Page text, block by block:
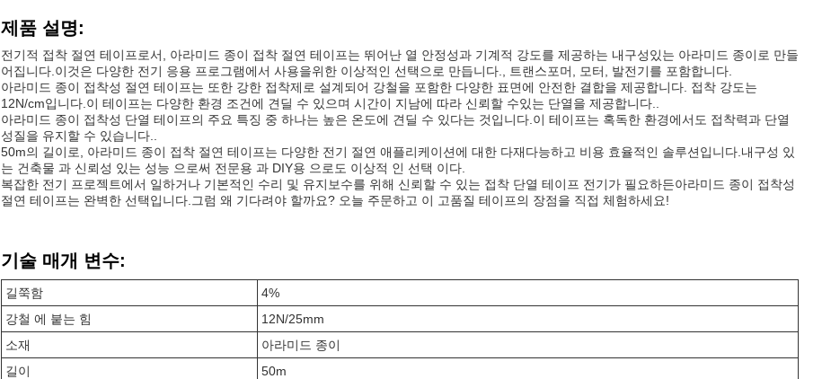
제품 설명:
전기적 접착 절연 테이프로서, 아라미드 종이 접착 절연 테이프는 뛰어난 열 안정성과 기계적 강도를 제공하는 내구성있는 아라미드 종이로 만들
어집니다.이것은 다양한 전기 응용 프로그램에서 사용을위한 이상적인 선택으로 만듭니다., 트랜스포머, 모터, 발전기를 포함합니다.
아라미드 종이 접착성 절연 테이프는 또한 강한 접착제로 설계되어 강철을 포함한 다양한 표면에 안전한 결합을 제공합니다. 접착 강도는
12N/cm입니다.이 테이프는 다양한 환경 조건에 견딜 수 있으며 시간이 지남에 따라 신뢰할 수있는 단열을 제공합니다..
아라미드 종이 접착성 단열 테이프의 주요 특징 중 하나는 높은 온도에 견딜 수 있다는 것입니다.이 테이프는 혹독한 환경에서도 접착력과 단열
성질을 유지할 수 있습니다..
50m의 길이로, 아라미드 종이 접착 절연 테이프는 다양한 전기 절연 애플리케이션에 대한 다재다능하고 비용 효율적인 솔루션입니다.내구성 있
는 건축물 과 신뢰성 있는 성능 으로써 전문용 과 DIY용 으로도 이상적 인 선택 이다.
복잡한 전기 프로젝트에서 일하거나 기본적인 수리 및 유지보수를 위해 신뢰할 수 있는 접착 단열 테이프 전기가 필요하든아라미드 종이 접착성
절연 테이프는 완벽한 선택입니다.그럼 왜 기다려야 할까요? 오늘 주문하고 이 고품질 테이프의 장점을 직접 체험하세요!
기술 매개 변수:
길쭉함
4%
강철 에 붙는 힘
12N/25mm
소재
아라미드 종이
길이
50m